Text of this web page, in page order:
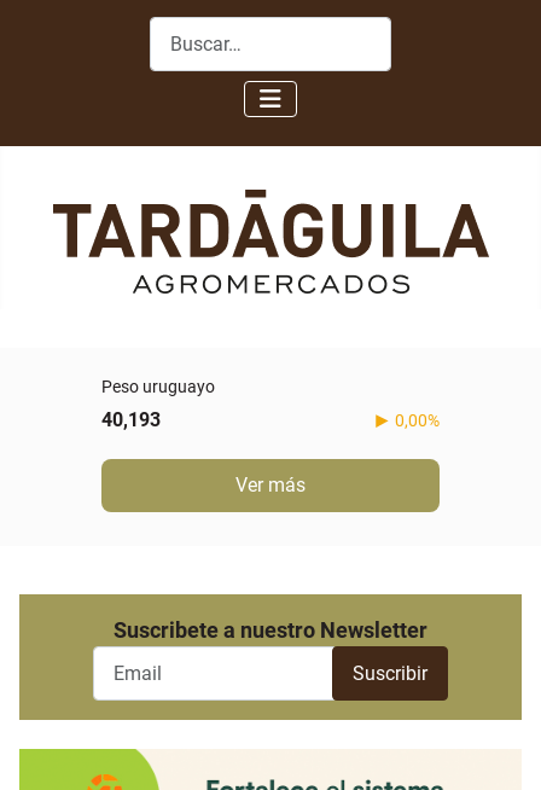
Buscar
Peso uruguayo
40,193 0,00%
Ver más
Suscribete a nuestro Newsletter